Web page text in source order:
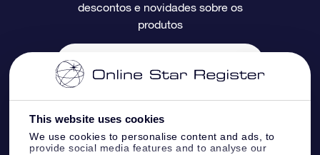
This website uses cookies
We use cookies to personalise content and ads, to
provide social media features and to analyse our
Presentes corporativos
Um Milhão de Estrelas
OSR Starsaver
Aplicativo RV Fly me to the stars
Política de devolução
Constelações
descontos e novidades sobre os
produtos